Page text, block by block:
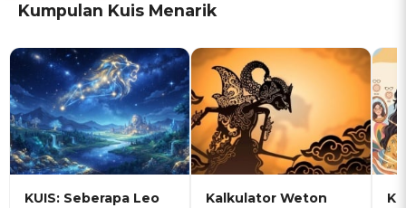
Kumpulan Kuis Menarik
KUIS: Seberapa Leo
Kalkulator Weton